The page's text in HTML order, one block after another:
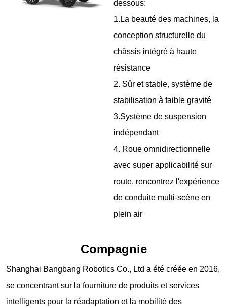
dessous:
1.La beauté des machines, la
conception structurelle du
châssis intégré à haute
résistance
2. Sûr et stable, système de
stabilisation à faible gravité
3.Système de suspension
indépendant
4. Roue omnidirectionnelle
avec super applicabilité sur
route, rencontrez l'expérience
de conduite multi-scène en
plein air
Compagnie
Shanghai Bangbang Robotics Co., Ltd a été créée en 2016,
se concentrant sur la fourniture de produits et services
intelligents pour la réadaptation et la mobilité des